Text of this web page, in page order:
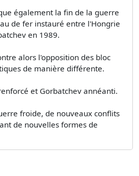
également la fin de la guerre
de fer instauré entre l'Hongrie
en 1989.
alors l'opposition des bloc
de manière différente.
et Gorbatchev annéanti.
froide, de nouveaux conflits
de nouvelles formes de